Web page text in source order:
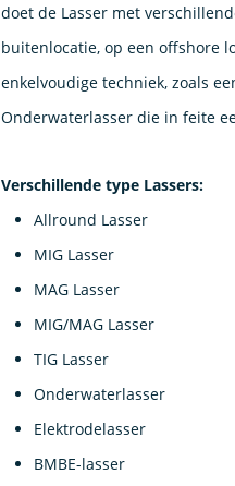
doet de Lasser met
buitenlocatie, op een offshore
enkelvoudige techniek, zoals
Onderwaterlasser die in feite
Verschillende type Lassers:
Allround Lasser
MIG Lasser
MAG Lasser
MIG/MAG Lasser
TIG Lasser
Onderwaterlasser
Elektrodelasser
BMBE-lasser